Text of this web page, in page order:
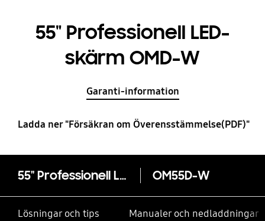
55" Professionell LED-
skärm OMD-W
Garanti-information
Ladda ner "Försäkran om Överensstämmelse(PDF)"
55" Professionell LED-skärm OMD-W OM55D-W
Lösningar och tips Manualer och nedladdningar